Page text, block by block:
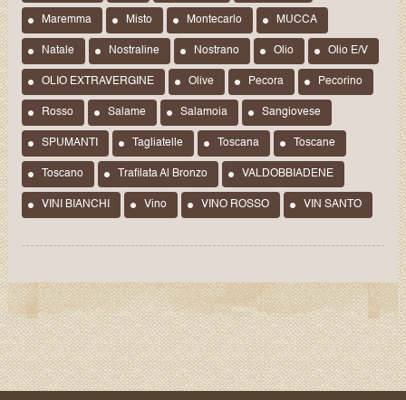
Maremma Misto Montecarlo MUCCA
Natale Nostraline Nostrano Olio Olio E/v
OLIO EXTRAVERGINE Olive Pecora Pecorino
Rosso Salame Salamoia Sangiovese
SPUMANTI Tagliatelle Toscana Toscane
Toscano Trafilata Al Bronzo VALDOBBIADENE
VINI BIANCHI Vino VINO ROSSO VIN SANTO